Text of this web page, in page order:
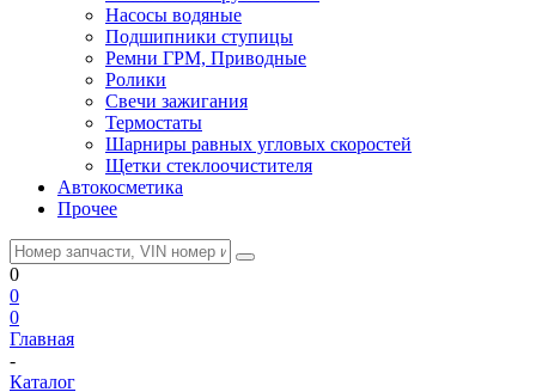
Насосы водяные
Подшипники ступицы
Ремни ГРМ, Приводные
Ролики
Свечи зажигания
Термостаты
Шарниры равных угловых скоростей
Щетки стеклоочистителя
Автокосметика
Прочее
0
0
0
Главная
-
Каталог